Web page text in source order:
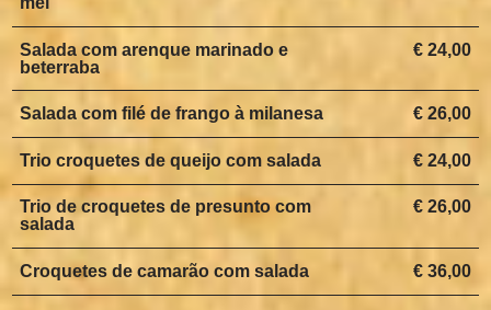
€ 24,00
Salada com arenque marinado e
beterraba
€ 26,00
Salada com filé de frango à milanesa
€ 24,00
Trio croquetes de queijo com salada
€ 26,00
Trio de croquetes de presunto com
salada
€ 36,00
Croquetes de camarão com salada